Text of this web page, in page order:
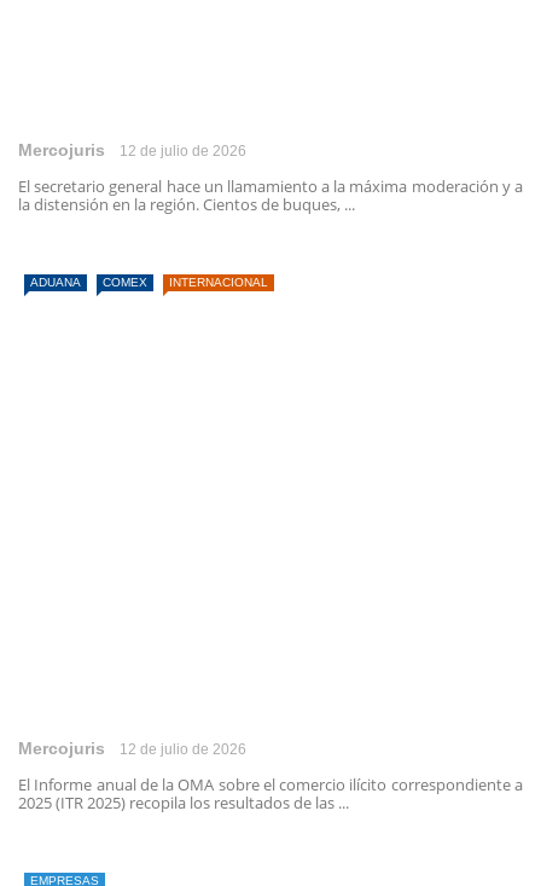
Mercojuris 12 de julio de 2026
El secretario general hace un llamamiento a la máxima moderación y a
la distensión en la región. Cientos de buques, ...
ADUANA COMEX INTERNACIONAL
Mercojuris 12 de julio de 2026
El Informe anual de la OMA sobre el comercio ilícito correspondiente a
2025 (ITR 2025) recopila los resultados de las ...
EMPRESAS